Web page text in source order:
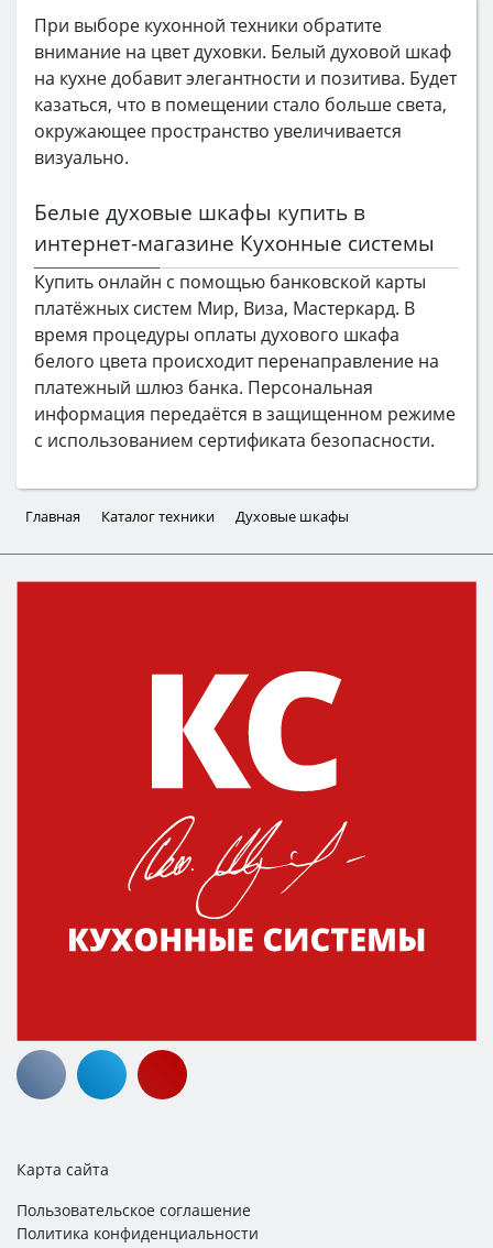
При выборе кухонной техники обратите
внимание на цвет духовки. Белый духовой шкаф
на кухне добавит элегантности и позитива. Будет
казаться, что в помещении стало больше света,
окружающее пространство увеличивается
визуально.
Белые духовые шкафы купить в
интернет-магазине Кухонные системы
Купить онлайн с помощью банковской карты
платёжных систем Мир, Виза, Мастеркард. В
время процедуры оплаты духового шкафа
белого цвета происходит перенаправление на
платежный шлюз банка. Персональная
информация передаётся в защищенном режиме
с использованием сертификата безопасности.
Главная Каталог техники Духовые шкафы
Карта сайта
Пользовательское соглашение
Политика конфиденциальности